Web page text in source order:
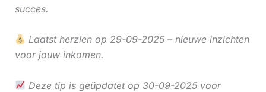
succes.
Laatst herzien op 29-09-2025 – nieuwe inzichten
voor jouw inkomen.
Deze tip is geüpdatet op 30-09-2025 voor